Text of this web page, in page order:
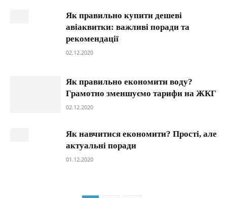
Як правильно купити дешеві
авіаквитки: важливі поради та
рекомендації
02.12.2020
Як правильно економити воду?
Грамотно зменшуємо тарифи на ЖКГ
02.12.2020
Як навчитися економити? Прості, але
актуальні поради
01.12.2020